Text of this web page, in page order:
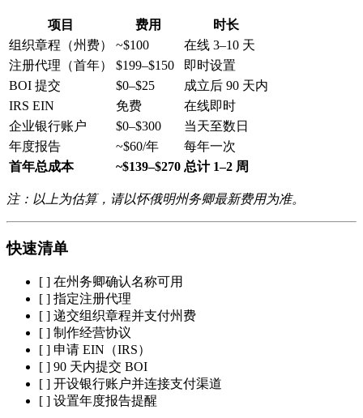
项目 费用
时长
组织章程（州费）
~$100
在线 3–10 天
注册代理（首年）
$199–$150
即时设置
BOI 提交
$0–$25
成立后 90 天内
IRS EIN
免费
在线即时
企业银行账户
$0–$300
当天至数日
年度报告
~$60/年
每年一次
首年总成本
~$139–$270 总计 1–2 周
注：以上为估算，请以怀俄明州务卿最新费用为准。
快速清单
[ ] 在州务卿确认名称可用
[ ] 指定注册代理
[ ] 递交组织章程并支付州费
[ ] 制作经营协议
[ ] 申请 EIN（IRS）
[ ] 90 天内提交 BOI
[ ] 开设银行账户并连接支付渠道
[ ] 设置年度报告提醒